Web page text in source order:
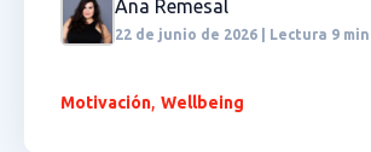
Ana Remesal
22 de junio de 2026 | Lectura 9 min
Motivación, Wellbeing